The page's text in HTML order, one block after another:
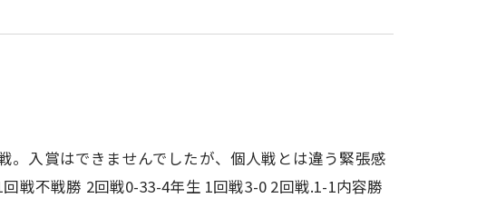
。入賞はできませんでしたが、個人戦とは違う緊張感
戦不戦勝 2回戦0-33-4年生 1回戦3-0 2回戦.1-1内容勝